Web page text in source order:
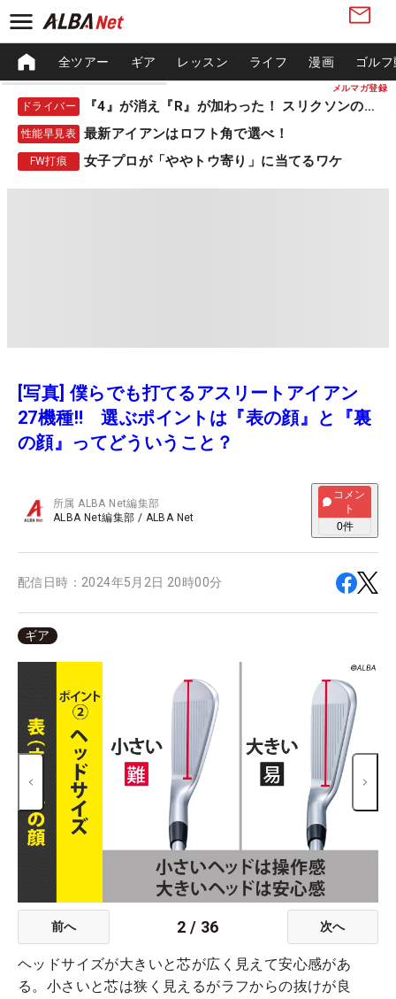
メルマガ登録
全ツアー ギア レッスン ライフ 漫画 ゴル
ドライバー 『4』が消え『R』が加わった！ スリクソンの新作
性能早見表 最新アイアンはロフト角で選べ！
FW打痕 女子プロが「ややトウ寄り」に当てるワケ
[写真] 僕らでも打てるアスリートアイアン
27機種‼ 選ぶポイントは『表の顔』と『裏
の顔』ってどういうこと？
所属ALBA Net編集部
ALBA Net編集部 / ALBA Net
コメン
ト
0件
配信日時： 2024年5月2日 20時00分
ギア
前へ 2 / 36 次へ
ヘッドサイズが大きいと芯が広く見えて安心感があ
る。小さいと芯は狭く見えるがラフからの抜けが良